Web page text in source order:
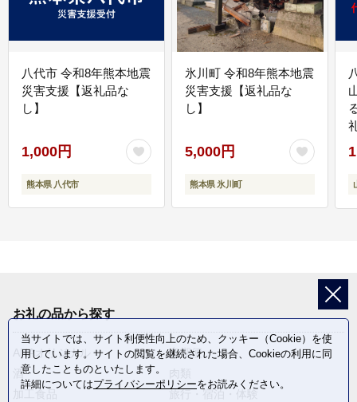
八代市 令和8年熊本地震
災害支援【返礼品な
し】
1,000円
熊本県 八代市
氷川町 令和8年熊本地震
災害支援【返礼品な
し】
5,000円
熊本県 氷川町
お礼の品から探す
ANAオリジナル
定期便
酒
旅行・宿泊・体験
当サイトでは、サイト利便性向上のため、クッキー（Cookie）を使
用しています。サイトの閲覧を継続された場合、Cookieの利用に同
意したことものといたします。
詳細についてはプライバシーポリシーをお読みください。